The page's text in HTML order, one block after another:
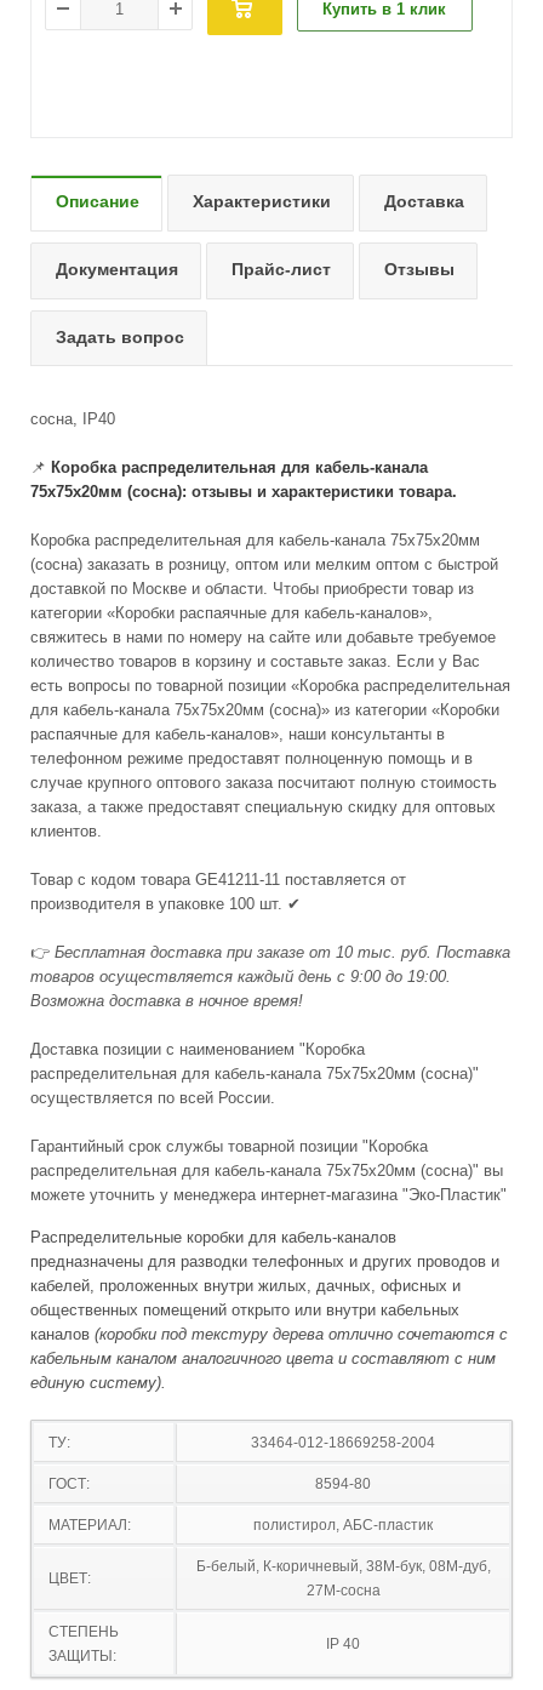
Купить в 1 клик
Описание Характеристики Доставка
Документация Прайс-лист Отзывы
Задать вопрос
сосна, IP40
📌 Коробка распределительная для кабель-канала
75х75х20мм (сосна): отзывы и характеристики товара.
Коробка распределительная для кабель-канала 75х75х20мм
(сосна) заказать в розницу, оптом или мелким оптом с быстрой
доставкой по Москве и области. Чтобы приобрести товар из
категории «Коробки распаячные для кабель-каналов»,
свяжитесь в нами по номеру на сайте или добавьте требуемое
количество товаров в корзину и составьте заказ. Если у Вас
есть вопросы по товарной позиции «Коробка распределительная
для кабель-канала 75х75х20мм (сосна)» из категории «Коробки
распаячные для кабель-каналов», наши консультанты в
телефонном режиме предоставят полноценную помощь и в
случае крупного оптового заказа посчитают полную стоимость
заказа, а также предоставят специальную скидку для оптовых
клиентов.
Товар с кодом товара GE41211-11 поставляется от
производителя в упаковке 100 шт. ✔
👉 Бесплатная доставка при заказе от 10 тыс. руб. Поставка
товаров осуществляется каждый день с 9:00 до 19:00.
Возможна доставка в ночное время!
Доставка позиции с наименованием "Коробка
распределительная для кабель-канала 75х75х20мм (сосна)"
осуществляется по всей России.
Гарантийный срок службы товарной позиции "Коробка
распределительная для кабель-канала 75х75х20мм (сосна)" вы
можете уточнить у менеджера интернет-магазина "Эко-Пластик"
Распределительные коробки для кабель-каналов
предназначены для разводки телефонных и других проводов и
кабелей, проложенных внутри жилых, дачных, офисных и
общественных помещений открыто или внутри кабельных
каналов (коробки под текстуру дерева отлично сочетаются с
кабельным каналом аналогичного цвета и составляют с ним
единую систему).
ТУ: 33464-012-18669258-2004
ГОСТ: 8594-80
МАТЕРИАЛ: полистирол, АБС-пластик
ЦВЕТ:
Б-белый, К-коричневый, 38М-бук, 08М-дуб,
27М-сосна
СТЕПЕНЬ
ЗАЩИТЫ:
IP 40